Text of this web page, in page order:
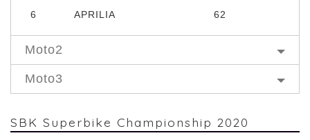
6
APRILIA 62
Moto2
Moto3
SBK Superbike Championship 2020